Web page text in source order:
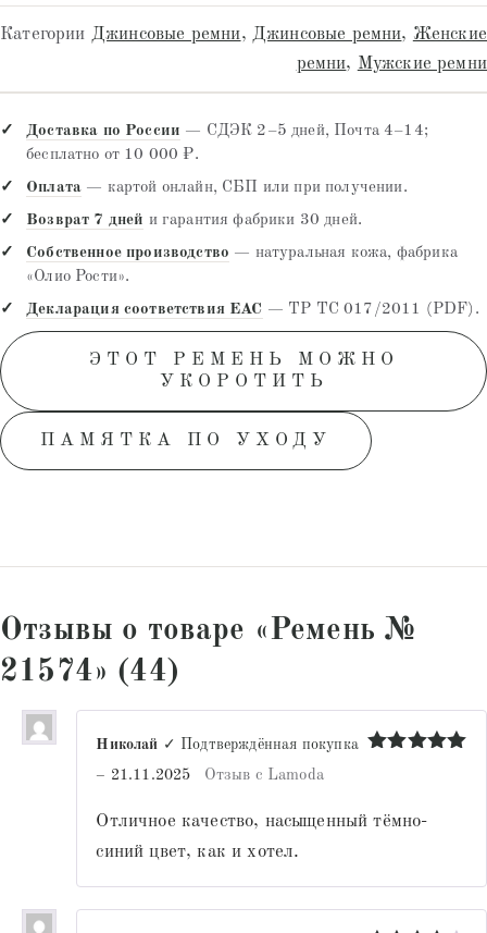
Категории Джинсовые ремни, Джинсовые ремни, Женские
ремни, Мужские ремни
Доставка по России — СДЭК 2–5 дней, Почта 4–14;
бесплатно от 10 000 ₽.
Оплата — картой онлайн, СБП или при получении.
Возврат 7 дней и гарантия фабрики 30 дней.
Собственное производство — натуральная кожа, фабрика
«Олио Рости».
Декларация соответствия EAC — ТР ТС 017/2011 (PDF).
ЭТОТ РЕМЕНЬ МОЖНО
УКОРОТИТЬ
ПАМЯТКА ПО УХОДУ
Отзывы о товаре «Ремень №
21574» (44)
Николай ✓ Подтверждённая покупка
– 21.11.2025 Отзыв с Lamoda
Отличное качество, насыщенный тёмно-
синий цвет, как и хотел.